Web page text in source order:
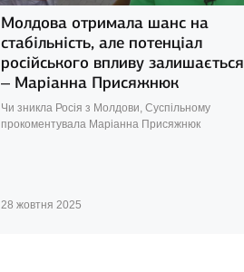
Молдова отримала шанс на
стабільність, але потенціал
російського впливу залишається
– Маріанна Присяжнюк
Чи зникла Росія з Молдови, Суспільному
прокоментувала Маріанна Присяжнюк
28 жовтня 2025